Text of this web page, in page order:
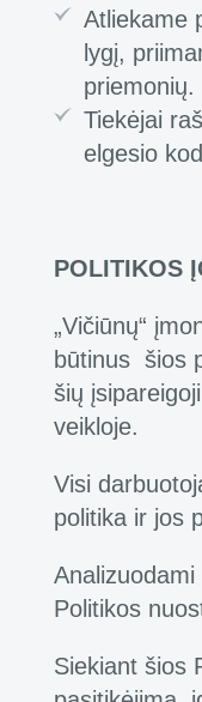
Atliekame
lygį,
priemonių.
Tiekėjai
elgesio
POLITIKOS
„Vičiūnų“
būtinus šios
šių
veikloje.
Visi
politika ir jos
Politikos
Siekiant šios